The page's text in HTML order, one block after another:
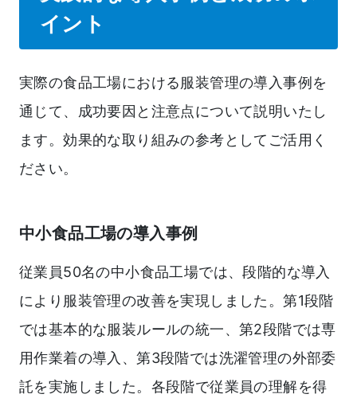
イント
実際の食品工場における服装管理の導入事例を
通じて、成功要因と注意点について説明いたし
ます。効果的な取り組みの参考としてご活用く
ださい。
中小食品工場の導入事例
従業員50名の中小食品工場では、段階的な導入
により服装管理の改善を実現しました。第1段階
では基本的な服装ルールの統一、第2段階では専
用作業着の導入、第3段階では洗濯管理の外部委
託を実施しました。各段階で従業員の理解を得